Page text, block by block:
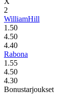
2
WilliamHill
1.50
4.50
4.40
Rabona
1.55
4.50
4.30
Bonustarjoukset